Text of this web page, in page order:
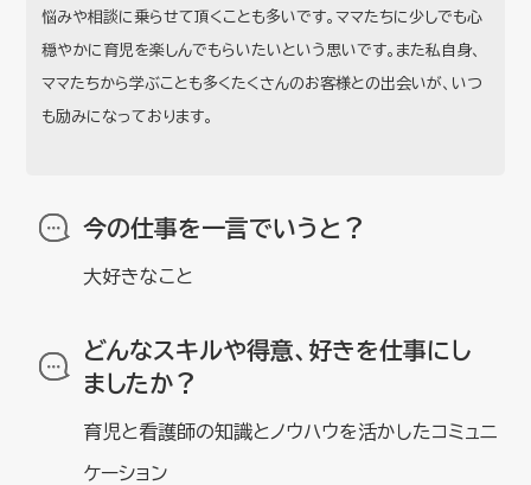
悩みや相談に乗らせて頂くことも多いです。ママたちに少しでも心
穏やかに育児を楽しんでもらいたいという思いです。また私自身、
ママたちから学ぶことも多くたくさんのお客様との出会いが、いつ
も励みになっております。
今の仕事を一言でいうと？
大好きなこと
どんなスキルや得意、好きを仕事にし
ましたか？
育児と看護師の知識とノウハウを活かしたコミュニ
ケーション